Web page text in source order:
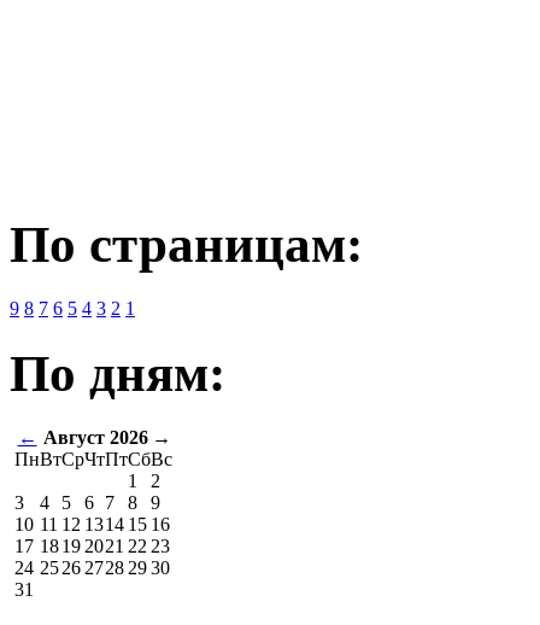
По страницам:
9 8 7 6 5 4 3 2 1
По дням:
← Август 2026 →
ПнВтСрЧтПтСбВс
1
2
3
4 5 6 7 8
9
10 11 12 1314 15 16
17 1819 2021 22 23
24 2526 2728 2930
31